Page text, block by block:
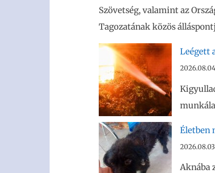
Szövetség, valamint az
Tagozatának közös
Leégett
Életben
Aknába